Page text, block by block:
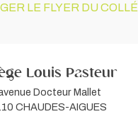
LE FLYER DU
Louis Pasteur
Docteur Mallet
CHAUDES-AIGUES